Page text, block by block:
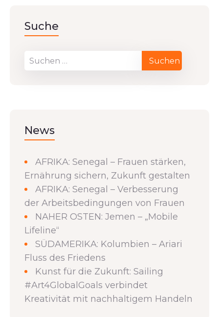
Suche
News
AFRIKA: Senegal – Frauen stärken,
Ernährung sichern, Zukunft gestalten
AFRIKA: Senegal – Verbesserung
der Arbeitsbedingungen von Frauen
NAHER OSTEN: Jemen – „Mobile
Lifeline“
SÜDAMERIKA: Kolumbien – Ariari
Fluss des Friedens
Kunst für die Zukunft: Sailing
#Art4GlobalGoals verbindet
Kreativität mit nachhaltigem Handeln